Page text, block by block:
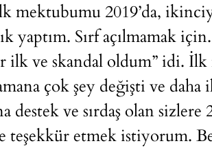
mektubumu 2019’da,
yaptım. Sırf açılmamak için
ilk ve skandal oldum” idi. İlk
çok şey değişti ve
destek ve sırdaş olan sizlere
teşekkür etmek istiyorum.